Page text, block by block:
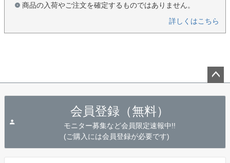
商品の入荷やご注文を確定するものではありません。
詳しくはこちら
会員登録（無料）
モニター募集など会員限定速報中!!
(ご購入には会員登録が必要です)